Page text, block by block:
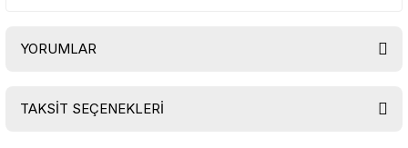
YORUMLAR
TAKSİT SEÇENEKLERİ